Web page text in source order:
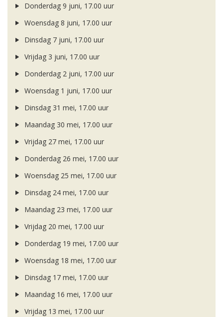
Donderdag 9 juni, 17.00 uur
Woensdag 8 juni, 17.00 uur
Dinsdag 7 juni, 17.00 uur
Vrijdag 3 juni, 17.00 uur
Donderdag 2 juni, 17.00 uur
Woensdag 1 juni, 17.00 uur
Dinsdag 31 mei, 17.00 uur
Maandag 30 mei, 17.00 uur
Vrijdag 27 mei, 17.00 uur
Donderdag 26 mei, 17.00 uur
Woensdag 25 mei, 17.00 uur
Dinsdag 24 mei, 17.00 uur
Maandag 23 mei, 17.00 uur
Vrijdag 20 mei, 17.00 uur
Donderdag 19 mei, 17.00 uur
Woensdag 18 mei, 17.00 uur
Dinsdag 17 mei, 17.00 uur
Maandag 16 mei, 17.00 uur
Vrijdag 13 mei, 17.00 uur